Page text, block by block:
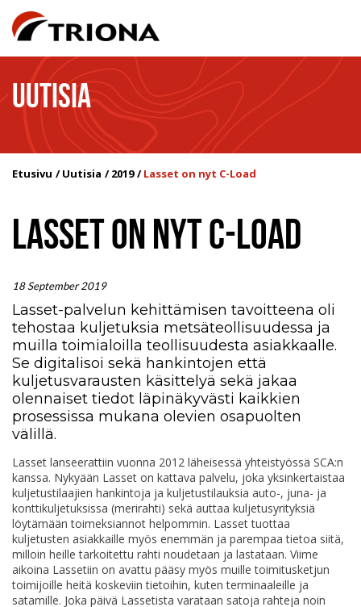
UUTISIA
Etusivu Uutisia 2019 Lasset on nyt C-Load
LASSET ON NYT C-LOAD
18 September 2019
Lasset-palvelun kehittämisen tavoitteena oli
tehostaa kuljetuksia metsäteollisuudessa ja
muilla toimialoilla teollisuudesta asiakkaalle.
Se digitalisoi sekä hankintojen että
kuljetusvarausten käsittelyä sekä jakaa
olennaiset tiedot läpinäkyvästi kaikkien
prosessissa mukana olevien osapuolten
välillä.
Lasset lanseerattiin vuonna 2012 läheisessä yhteistyössä SCA:n
kanssa. Nykyään Lasset on kattava palvelu, joka yksinkertaistaa
kuljetustilaajien hankintoja ja kuljetustilauksia auto-, juna- ja
konttikuljetuksissa (merirahti) sekä auttaa kuljetusyrityksiä
löytämään toimeksiannot helpommin. Lasset tuottaa
kuljetusten asiakkaille myös enemmän ja parempaa tietoa siitä,
milloin heille tarkoitettu rahti noudetaan ja lastataan. Viime
aikoina Lassetiin on avattu pääsy myös muille toimitusketjun
toimijoille heitä koskeviin tietoihin, kuten terminaaleille ja
satamille. Joka päivä Lassetista varataan satoja rahteja noin